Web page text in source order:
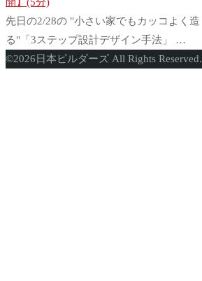
先日の2/28の "小さい家でもカッコよく造
る"「3ステップ設計デザイン手法」 …
ト
©2026 日本ビルダーズ All Rights Reserved.